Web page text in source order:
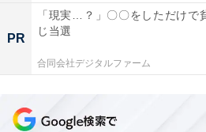
PR
「現実…？」〇〇をしただけで
じ当選
合同会社デジタルファーム